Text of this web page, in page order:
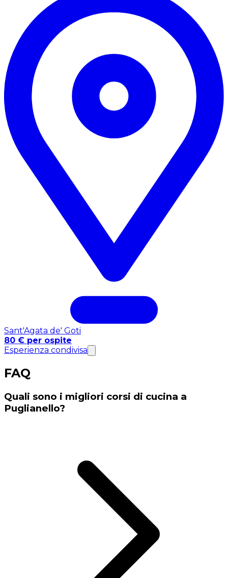
Sant'Agata de' Goti
80 € per ospite
Esperienza condivisa
FAQ
Quali sono i migliori corsi di cucina a
Puglianello?